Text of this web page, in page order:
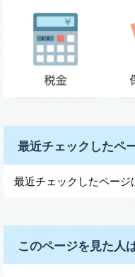
最近チェックしたペ
最近チェックしたページ
このページを見た人